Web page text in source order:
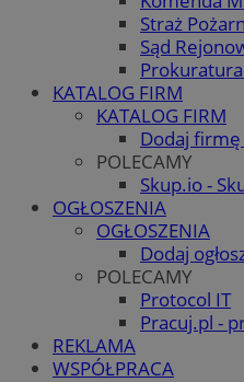
Straż
Sąd
KATALOG FIRM
KATALOG FIRM
Dodaj
POLECAMY
Skup.io -
OGŁOSZENIA
OGŁOSZENIA
Dodaj
POLECAMY
Protocol IT
Pracuj.pl -
REKLAMA
WSPÓŁPRACA